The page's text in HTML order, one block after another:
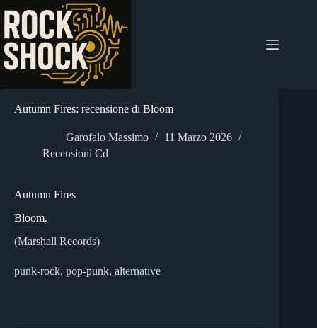
contenuto
Autumn Fires: recensione di Bloom
Garofalo Massimo
11 Marzo 2026
Recensioni Cd
Autumn Fires
Bloom.
(Marshall Records)
punk-rock, pop-punk, alternative